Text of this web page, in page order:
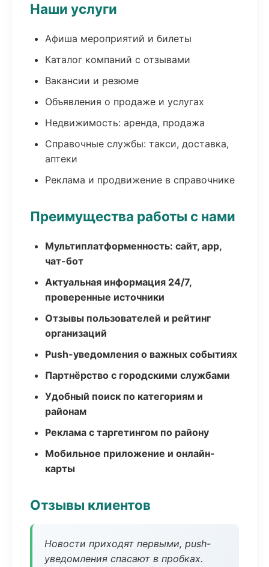
Наши услуги
Афиша мероприятий и билеты
Каталог компаний с отзывами
Вакансии и резюме
Объявления о продаже и услугах
Недвижимость: аренда, продажа
Справочные службы: такси, доставка,
аптеки
Реклама и продвижение в справочнике
Преимущества работы с нами
Мультиплатформенность: сайт, app,
чат-бот
Актуальная информация 24/7,
проверенные источники
Отзывы пользователей и рейтинг
организаций
Push-уведомления о важных событиях
Партнёрство с городскими службами
Удобный поиск по категориям и
районам
Реклама с таргетингом по району
Мобильное приложение и онлайн-
карты
Отзывы клиентов
Новости приходят первыми, push-
уведомления спасают в пробках.